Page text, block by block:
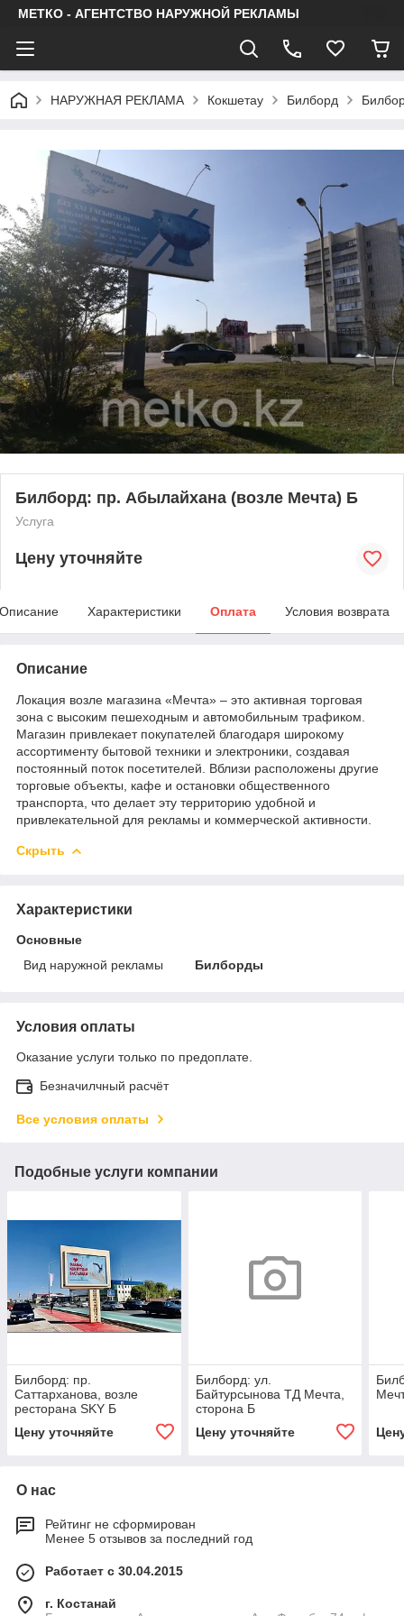
МЕТКО - АГЕНТСТВО НАРУЖНОЙ РЕКЛАМЫ
НАРУЖНАЯ РЕКЛАМА Кокшетау Билборд
Билборд: пр. Абылайхана (возле Мечта) Б
Услуга
Цену уточняйте
Описание Характеристики Оплата Условия возврата
Описание
Локация возле магазина «Мечта» – это активная торговая
зона с высоким пешеходным и автомобильным трафиком.
Магазин привлекает покупателей благодаря широкому
ассортименту бытовой техники и электроники, создавая
постоянный поток посетителей. Вблизи расположены другие
торговые объекты, кафе и остановки общественного
транспорта, что делает эту территорию удобной и
привлекательной для рекламы и коммерческой активности.
Скрыть
Характеристики
Основные
Вид наружной рекламы
Билборды
Условия оплаты
Оказание услуги только по предоплате.
Безначилчный расчёт
Все условия оплаты
Подобные услуги компании
Билборд: пр.
Саттарханова, возле
ресторана SKY Б
Цену уточняйте
Билборд: ул.
Байтурсынова ТД Мечта,
сторона Б
Цену уточняйте
О нас
Рейтинг не сформирован
Менее 5 отзывов за последний год
Работает с 30.04.2015
г. Костанай